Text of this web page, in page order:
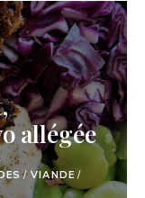
allégée
/VIANDE /